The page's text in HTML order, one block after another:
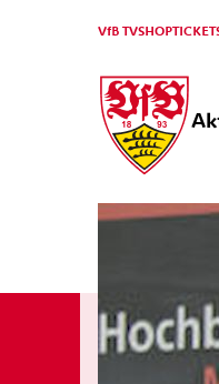
VfB TVSHOP